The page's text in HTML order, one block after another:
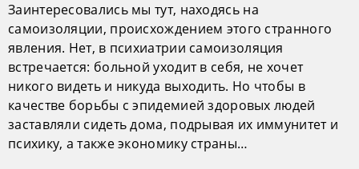
Заинтересовались мы тут, находясь на
самоизоляции, происхождением этого странного
явления. Нет, в психиатрии самоизоляция
встречается: больной уходит в себя, не хочет
никого видеть и никуда выходить. Но чтобы в
качестве борьбы с эпидемией здоровых людей
заставляли сидеть дома, подрывая их иммунитет и
психику, а также экономику страны…